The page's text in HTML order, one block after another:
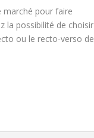
marché pour faire
la possibilité de choisir
ou le recto-verso de